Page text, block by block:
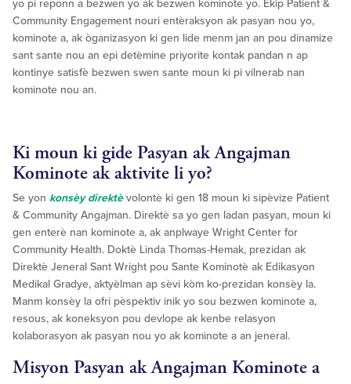
yo pi reponn a bezwen yo ak bezwen kominote yo. Ekip Patient &
Community Engagement nouri entèraksyon ak pasyan nou yo,
kominote a, ak òganizasyon ki gen lide menm jan an pou dinamize
sant sante nou an epi detèmine priyorite kontak pandan n ap
kontinye satisfè bezwen swen sante moun ki pi vilnerab nan
kominote nou an.
Ki moun ki gide Pasyan ak Angajman
Kominote ak aktivite li yo?
Se yon konsèy direktèvolontè ki gen 18 moun ki sipèvize Patient
& Community Angajman. Direktè sa yo gen ladan pasyan, moun ki
gen enterè nan kominote a, ak anplwaye Wright Center for
Community Health. Doktè Linda Thomas-Hemak, prezidan ak
Direktè Jeneral Sant Wright pou Sante Kominotè ak Edikasyon
Medikal Gradye, aktyèlman ap sèvi kòm ko-prezidan konsèy la.
Manm konsèy la ofri pèspektiv inik yo sou bezwen kominote a,
resous, ak koneksyon pou devlope ak kenbe relasyon
kolaborasyon ak pasyan nou yo ak kominote a an jeneral.
Misyon Pasyan ak Angajman Kominote a